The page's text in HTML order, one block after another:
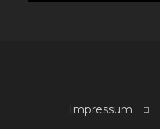
Impressum